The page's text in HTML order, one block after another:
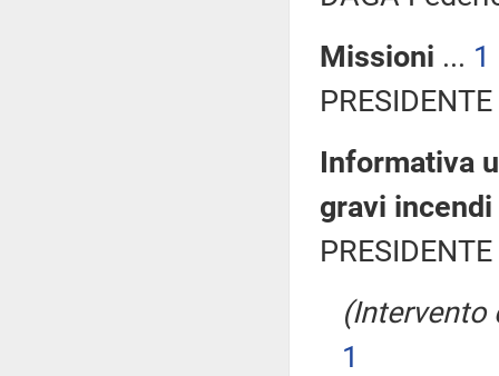
Missioni ... 1
Informativa
gravi
(Intervento
1